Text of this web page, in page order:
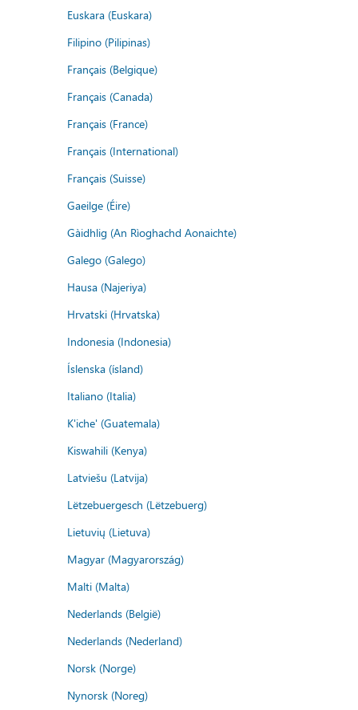
Euskara (Euskara)
Filipino (Pilipinas)
Français (Belgique)
Français (Canada)
Français (France)
Français (International)
Français (Suisse)
Gaeilge (Éire)
Gàidhlig (An Rìoghachd Aonaichte)
Galego (Galego)
Hausa (Najeriya)
Hrvatski (Hrvatska)
Indonesia (Indonesia)
Íslenska (ísland)
Italiano (Italia)
K'iche' (Guatemala)
Kiswahili (Kenya)
Latviešu (Latvija)
Lëtzebuergesch (Lëtzebuerg)
Lietuvių (Lietuva)
Magyar (Magyarország)
Malti (Malta)
Nederlands (België)
Nederlands (Nederland)
Norsk (Norge)
Nynorsk (Noreg)